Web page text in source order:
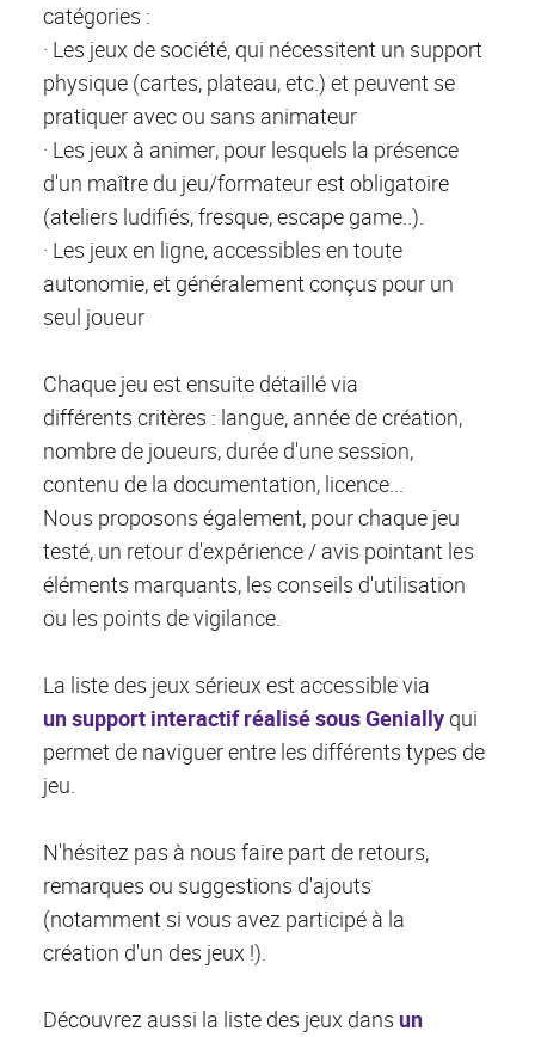
catégories :
· Les jeux de société, qui nécessitent un support
physique (cartes, plateau, etc.) et peuvent se
pratiquer avec ou sans animateur
· Les jeux à animer, pour lesquels la présence
d'un maître du jeu/formateur est obligatoire
(ateliers ludifiés, fresque, escape game..).
· Les jeux en ligne, accessibles en toute
autonomie, et généralement conçus pour un
seul joueur
Chaque jeu est ensuite détaillé via
différents critères : langue, année de création,
nombre de joueurs, durée d'une session,
contenu de la documentation, licence...
Nous proposons également, pour chaque jeu
testé, un retour d'expérience / avis pointant les
éléments marquants, les conseils d'utilisation
ou les points de vigilance.
La liste des jeux sérieux est accessible via
un support interactif réalisé sous Genially qui
permet de naviguer entre les différents types de
jeu.
N'hésitez pas à nous faire part de retours,
remarques ou suggestions d'ajouts
(notamment si vous avez participé à la
création d'un des jeux !).
Découvrez aussi la liste des jeux dans un